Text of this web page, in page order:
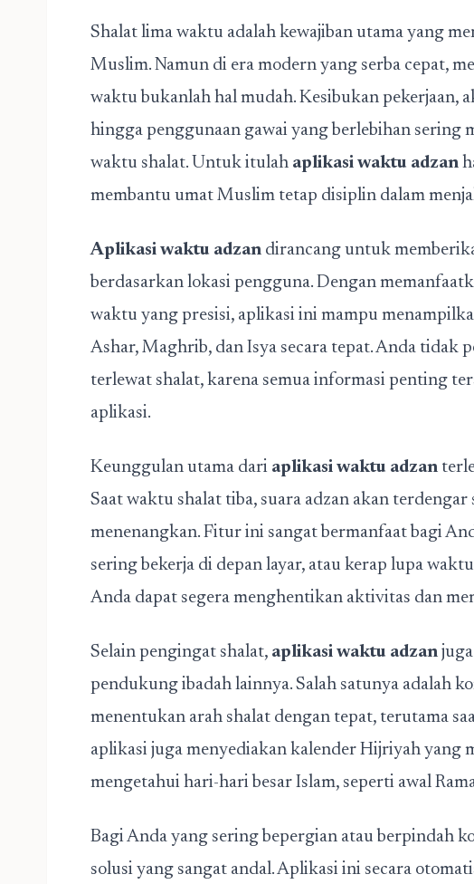
Shalat lima waktu adalah kewajiban utama yang
Muslim. Namun di era modern yang serba cepat,
waktu bukanlah hal mudah. Kesibukan pekerjaan,
hingga penggunaan gawai yang berlebihan sering
waktu shalat. Untuk itulah aplikasi waktu adzan
membantu umat Muslim tetap disiplin dalam
Aplikasi waktu adzan dirancang untuk
berdasarkan lokasi pengguna. Dengan
waktu yang presisi, aplikasi ini mampu
Ashar, Maghrib, dan Isya secara tepat. Anda tidak
terlewat shalat, karena semua informasi penting
aplikasi.
Keunggulan utama dari aplikasi waktu adzan
Saat waktu shalat tiba, suara adzan akan
menenangkan. Fitur ini sangat bermanfaat bagi
sering bekerja di depan layar, atau kerap lupa
Anda dapat segera menghentikan aktivitas dan
Selain pengingat shalat, aplikasi waktu adzan
pendukung ibadah lainnya. Salah satunya adalah
menentukan arah shalat dengan tepat, terutama
aplikasi juga menyediakan kalender Hijriyah yang
mengetahui hari-hari besar Islam, seperti awal
Bagi Anda yang sering bepergian atau berpindah
solusi yang sangat andal. Aplikasi ini secara